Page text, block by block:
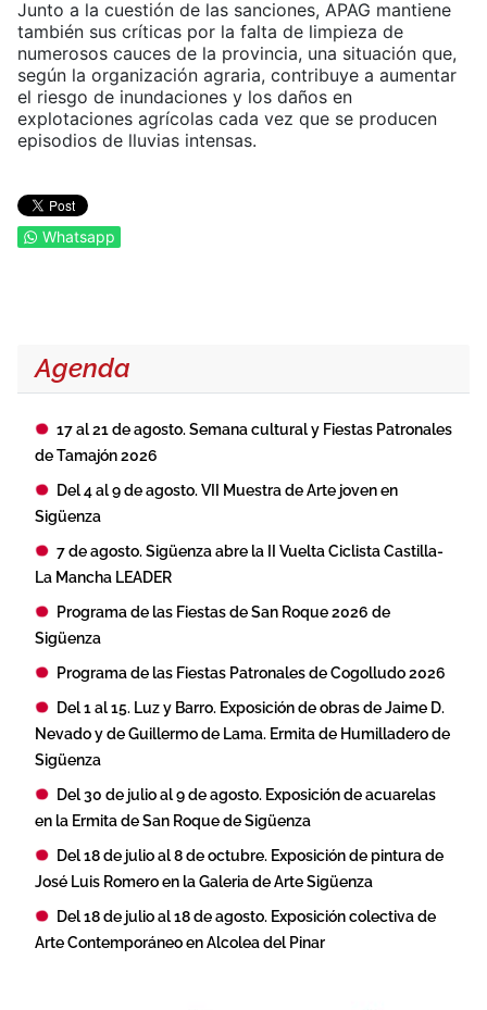
Agenda
17 al 21 de agosto. Semana cultural y Fiestas Patronales
de Tamajón 2026
Del 4 al 9 de agosto. VII Muestra de Arte joven en
Sigüenza
7 de agosto. Sigüenza abre la II Vuelta Ciclista Castilla-
La Mancha LEADER
Programa de las Fiestas de San Roque 2026 de
Sigüenza
Programa de las Fiestas Patronales de Cogolludo 2026
Del 1 al 15. Luz y Barro. Exposición de obras de Jaime D.
Nevado y de Guillermo de Lama. Ermita de Humilladero de
Sigüenza
Del 30 de julio al 9 de agosto. Exposición de acuarelas
en la Ermita de San Roque de Sigüenza
Del 18 de julio al 8 de octubre. Exposición de pintura de
José Luis Romero en la Galeria de Arte Sigüenza
Del 18 de julio al 18 de agosto. Exposición colectiva de
Arte Contemporáneo en Alcolea del Pinar
Junto a la cuestión de las sanciones, APAG mantiene
también sus críticas por la falta de limpieza de
numerosos cauces de la provincia, una situación que,
según la organización agraria, contribuye a aumentar
el riesgo de inundaciones y los daños en
explotaciones agrícolas cada vez que se producen
episodios de lluvias intensas.
Whatsapp